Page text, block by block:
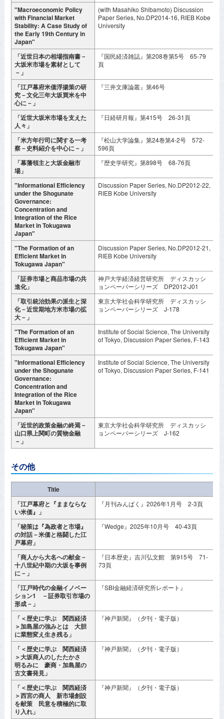
"Macroeconomic Policy
with Financial Market
Stability: A Case Study of
the Early 19th Century in
Japan"
(with Masahiko Shibamoto) Discussion
Paper Series, No.DP2014-16, RIEB Kobe
University
「近世日本の相場指南書－
大坂米市場を素材として
－」
『国民経済雑誌』第208巻第5号 65-79
頁
「江戸幕府米価浮揚策の研
究－文化三年大坂買米を中
心に－」
『三井文庫論叢』第46号
「近世大坂米市場を支えた
人々」
『日経研月報』第415号 26-31頁
「米方年行司に関する一考
察－史料紹介を中心に－」
『松山大学論集』第24巻第4-2号 572-
596頁
「幕藩領主と大坂金融市
場」
『歴史学研究』第898号 68-76頁
"Informational Efficiency
under the Shogunate
Governance:
Concentration and
Integration of the Rice
Market in Tokugawa
Japan"
Discussion Paper Series, No.DP2012-22,
RIEB Kobe University
"The Formation of an
Efficient Market in
Tokugawa Japan"
Discussion Paper Series, No.DP2012-21,
RIEB Kobe University
「証券市場と商品市場の共
進化」
神戸大学経済経営研究所 ディスカッシ
ョンペーパーシリーズ DP2012-J01
「取引統治効果の派生と深
化－近世期地方米市場の拡
大－」
東京大学社会科学研究所 ディスカッシ
ョンペーパーシリーズ J-178
"The Formation of an
Efficient Market in
Tokugawa Japan"
Institute of Social Science, The University
of Tokyo, Discussion Paper Series, F-143
"Informational Efficiency
under the Shogunate
Governance:
Concentration and
Integration of the Rice
Market in Tokugawa
Japan"
Institute of Social Science, The University
of Tokyo, Discussion Paper Series, F-141
「近世的政策金融の終焉－
山口県上関町の質物金融
－」
東京大学社会科学研究所 ディスカッシ
ョンペーパーシリーズ J-162
その他
Title
「江戸幕府と『ままならな
い米価』」
『月刊みんぱく』2026年1月号 2-3頁
「秘策は『為政者と市場』
の対話－米価と格闘した江
戸幕府」
『Wedge』2025年10月号 40-43頁
「商人から大名への献金－
十八世紀中期の大坂を事例
に－」
『日本歴史』吉川弘文館 第915号 71-
73頁
「江戸時代の金融イノベー
ション1 －証券取引市場の
形成－」
『SBI金融経済研究所レポート』
「＜歴史に学ぶ 関西経済
＞加島屋の強みとは 大胆
に業態変え生き残る」
『神戸新聞』（夕刊・電子版）
「＜歴史に学ぶ 関西経済
＞大坂商人のしたたかさ
明るみに 豪商・加島屋の
古文書発見」
『神戸新聞』（夕刊・電子版）
「＜歴史に学ぶ 関西経済
＞西宮の商人 新市場創設
を献策 民意を積極的に取
り入れ」
『神戸新聞』（夕刊・電子版）